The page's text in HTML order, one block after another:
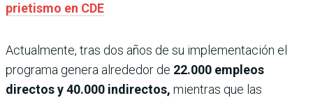
prietismo en CDE
Actualmente, tras dos años de su implementación el
programa genera alrededor de 22.000 empleos
directos y 40.000 indirectos, mientras que las